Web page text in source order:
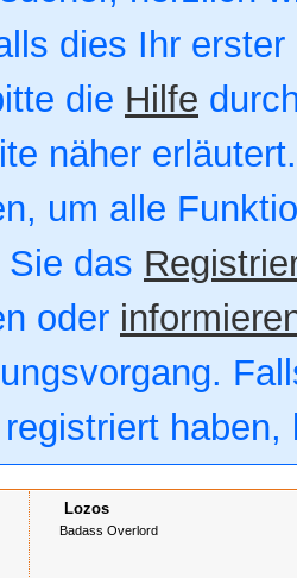
dies Ihr
die Hilfe
näher
um alle
das
oder
Lozos
Badass Overlord